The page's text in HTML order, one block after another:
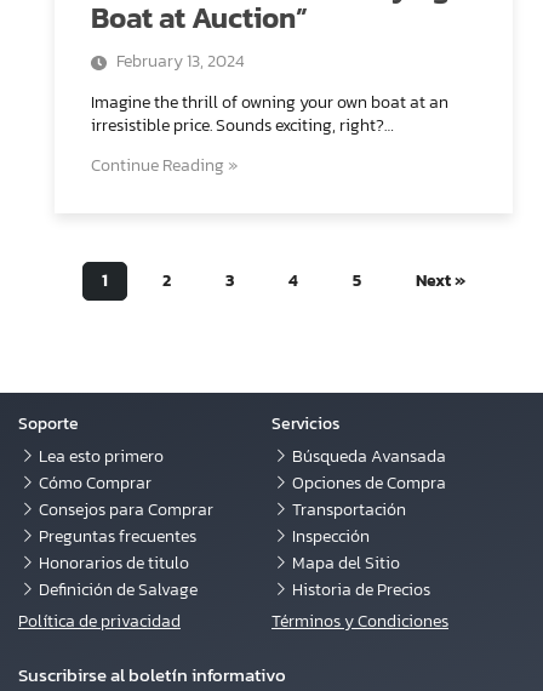
Boat at Auction”
February 13, 2024
Imagine the thrill of owning your own boat at an
irresistible price. Sounds exciting, right?…
Continue Reading »
1 2 3 4 5 Next »
Soporte
Lea esto primero
Cómo Comprar
Consejos para Comprar
Preguntas frecuentes
Honorarios de titulo
Definición de Salvage
Política de privacidad
Servicios
Búsqueda Avansada
Opciones de Compra
Transportación
Inspección
Mapa del Sitio
Historia de Precios
Términos y Condiciones
Suscribirse al boletín informativo